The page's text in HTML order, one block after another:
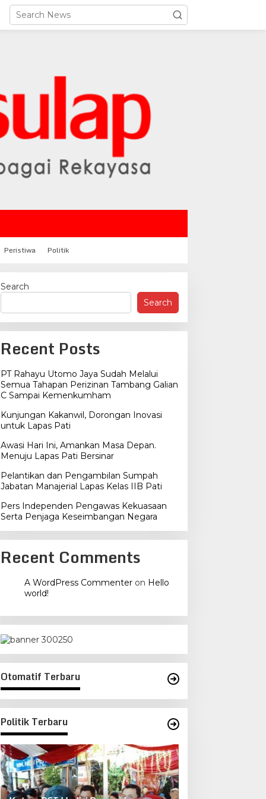
Peristiwa Politik
Search
Search
Recent Posts
PT Rahayu Utomo Jaya Sudah Melalui
Semua Tahapan Perizinan Tambang Galian
C Sampai Kemenkumham
Kunjungan Kakanwil, Dorongan Inovasi
untuk Lapas Pati
Awasi Hari Ini, Amankan Masa Depan.
Menuju Lapas Pati Bersinar
Pelantikan dan Pengambilan Sumpah
Jabatan Manajerial Lapas Kelas IIB Pati
Pers Independen Pengawas Kekuasaan
Serta Penjaga Keseimbangan Negara
Recent Comments
A WordPress Commenteron Hello
world!
Otomatif Terbaru
Politik Terbaru